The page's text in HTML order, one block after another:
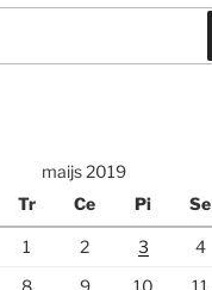
maijs 2019
Tr Ce Pi Se
1 2 3 4